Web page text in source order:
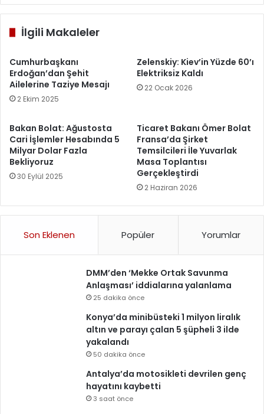
İlgili Makaleler
Cumhurbaşkanı
Erdoğan’dan Şehit
Ailelerine Taziye Mesajı
2 Ekim 2025
Zelenskiy: Kiev’in Yüzde 60’ı
Elektriksiz Kaldı
22 Ocak 2026
Bakan Bolat: Ağustosta
Cari İşlemler Hesabında 5
Milyar Dolar Fazla
Bekliyoruz
30 Eylül 2025
Ticaret Bakanı Ömer Bolat
Fransa’da Şirket
Temsilcileri İle Yuvarlak
Masa Toplantısı
Gerçekleştirdi
2 Haziran 2026
Son Eklenen Popüler Yorumlar
DMM’den ‘Mekke Ortak Savunma
Anlaşması’ iddialarına yalanlama
25 dakika önce
Konya’da minibüsteki 1 milyon liralık
altın ve parayı çalan 5 şüpheli 3 ilde
yakalandı
50 dakika önce
Antalya’da motosikleti devrilen genç
hayatını kaybetti
3 saat önce